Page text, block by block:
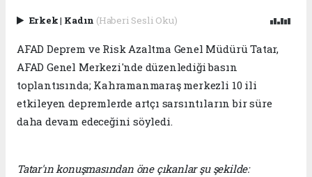
Erkek| Kadın (Haberi Sesli Oku)
AFAD Deprem ve Risk Azaltma Genel Müdürü Tatar,
AFAD Genel Merkezi'nde düzenlediği basın
toplantısında; Kahramanmaraş merkezli 10 ili
etkileyen depremlerde artçı sarsıntıların bir süre
daha devam edeceğini söyledi.
Tatar'ın konuşmasından öne çıkanlar şu şekilde: